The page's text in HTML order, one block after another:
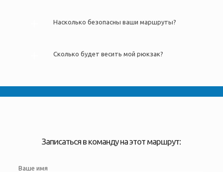
Насколько безопасны ваши маршруты?
Сколько будет весить мой рюкзак?
Записаться в команду на этот маршрут:
Ваше имя